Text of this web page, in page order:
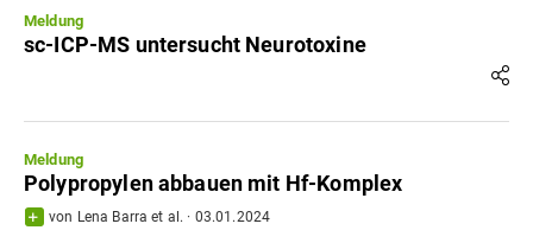
Meldung
sc-ICP-MS untersucht Neurotoxine
Meldung
Polypropylen abbauen mit Hf-Komplex
von Lena Barra et al. · 03.01.2024